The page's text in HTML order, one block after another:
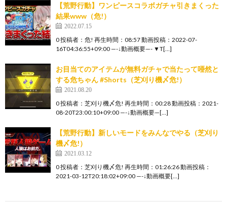
【荒野行動】ワンピースコラボガチャ引きまくった
結果www（危!）
2022.07.15
0 投稿者：危! 再生時間：08:57 動画投稿：2022-07-
16T04:36:55+09:00 —-↓動画概要—- ▼T[…]
お目当てのアイテムが無料ガチャで当たって唖然と
する危ちゃん #Shorts（芝刈り機〆危!）
2021.08.20
0 投稿者：芝刈り機〆危! 再生時間：00:28 動画投稿：2021-
08-20T23:00:10+09:00 —-↓動画概要—[…]
【荒野行動】新しいモードをみんなでやる（芝刈り
機〆危!）
2021.03.12
0 投稿者：芝刈り機〆危! 再生時間：01:26:26 動画投稿：
2021-03-12T20:18:02+09:00 —-↓動画概要[…]